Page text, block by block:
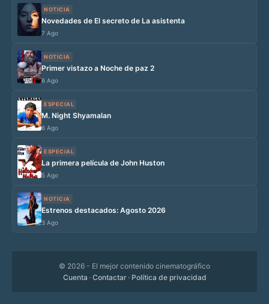
NOTICIA
Novedades de El secreto de La asistenta
7 Ago
NOTICIA
Primer vistazo a Noche de paz 2
6 Ago
ESPECIAL
M. Night Shyamalan
6 Ago
ESPECIAL
La primera película de John Huston
5 Ago
NOTICIA
Estrenos destacados: Agosto 2026
3 Ago
© 2026 - El mejor contenido cinematográfico
Cuenta · Contactar · Política de privacidad